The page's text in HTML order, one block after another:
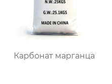
Карбонат марганца